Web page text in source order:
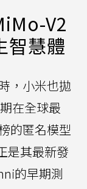
V2
智慧體
，小米也拋
在全球最
的匿名模型
是其最新發
的早期測